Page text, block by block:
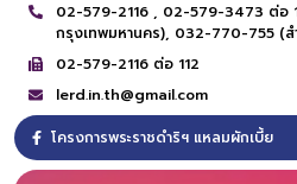
02-579-2116 , 02-579-3473 ต่อ
กรุงเทพมหานคร), 032-770-755 (ส
02-579-2116 ต่อ 112
lerd.in.th@gmail.com
โครงการพระราชดำริฯ แหลมผักเบี้ย